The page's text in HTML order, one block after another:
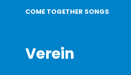
COME TOGETHER SONGS
Verein